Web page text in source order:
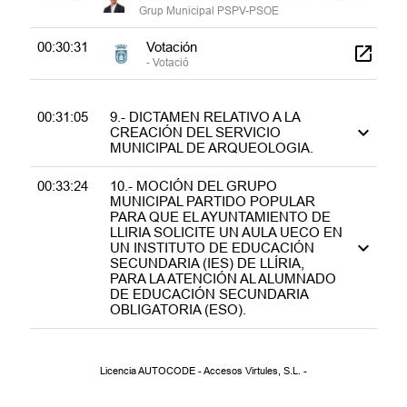
Grup Municipal PSPV-PSOE
00:30:31 Votación
- Votació
00:31:05
9.- DICTAMEN RELATIVO A LA
CREACIÓN DEL SERVICIO
MUNICIPAL DE ARQUEOLOGIA.
00:33:24
10.- MOCIÓN DEL GRUPO
MUNICIPAL PARTIDO POPULAR
PARA QUE EL AYUNTAMIENTO DE
LLIRIA SOLICITE UN AULA UECO EN
UN INSTITUTO DE EDUCACIÓN
SECUNDARIA (IES) DE LLÍRIA,
PARA LA ATENCIÓN AL ALUMNADO
DE EDUCACIÓN SECUNDARIA
OBLIGATORIA (ESO).
AYUNTAMIENTO DE LLÍRIA
Licencia AUTOCODE - Accesos Virtules, S.L. -